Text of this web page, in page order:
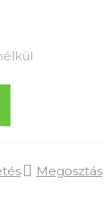
Megosztás